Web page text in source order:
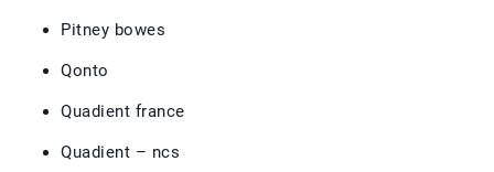
Pitney bowes
Qonto
Quadient france
Quadient – ncs